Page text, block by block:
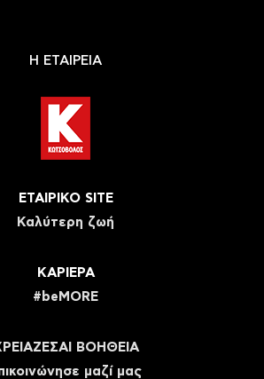
Η ΕΤΑΙΡΕΙΑ
ΕΤΑΙΡΙΚΟ SITE
Καλύτερη ζωή
ΚΑΡΙΕΡΑ
#beMORE
ΒΟΗΘΕΙΑ
μαζί μας